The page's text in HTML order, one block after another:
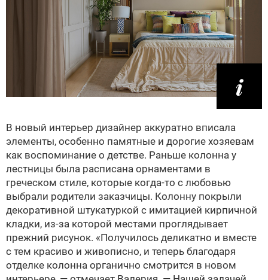
В новый интерьер дизайнер аккуратно вписала
элементы, особенно памятные и дорогие хозяевам
как воспоминание о детстве. Раньше колонна у
лестницы была расписана орнаментами в
греческом стиле, которые когда-то с любовью
выбрали родители заказчицы. Колонну покрыли
декоративной штукатуркой с имитацией кирпичной
кладки, из-за которой местами проглядывает
прежний рисунок. «Получилось деликатно и вместе
с тем красиво и живописно, и теперь благодаря
отделке колонна органично смотрится в новом